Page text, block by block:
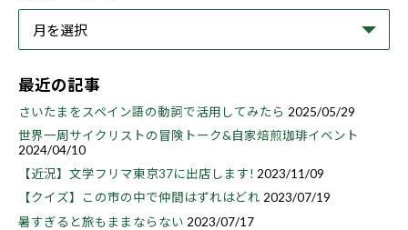
最近の記事
さいたまをスペイン語の動詞で活用してみたら 2025/05/29
世界一周サイクリストの冒険トーク&自家焙煎珈琲イベント
2024/04/10
【近況】文学フリマ東京37に出店します! 2023/11/09
【クイズ】この市の中で仲間はずれはどれ 2023/07/19
暑すぎると旅もままならない 2023/07/17